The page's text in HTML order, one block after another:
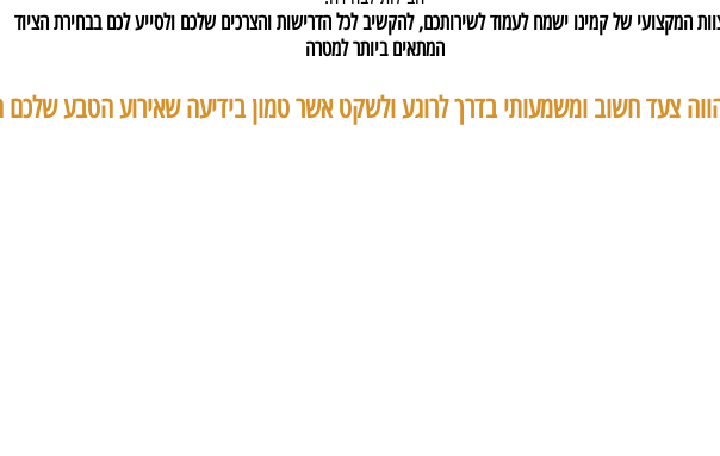
המקצועי של קמינו ישמח לעמוד לשירותכם, להקשיב לכל הדרישות והצרכים שלכם ולסייע לכם בבחירת הציוד
המתאים ביותר למטרה
צעד חשוב ומשמעותי בדרך לרוגע ולשקט אשר טמון בידיעה שאירוע הטבע שלכם